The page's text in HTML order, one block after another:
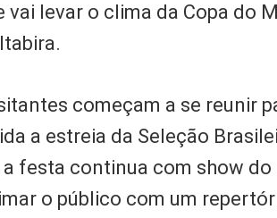
levar o clima da Copa do
começam a se reunir
a estreia da Seleção
festa continua com show
o público com um